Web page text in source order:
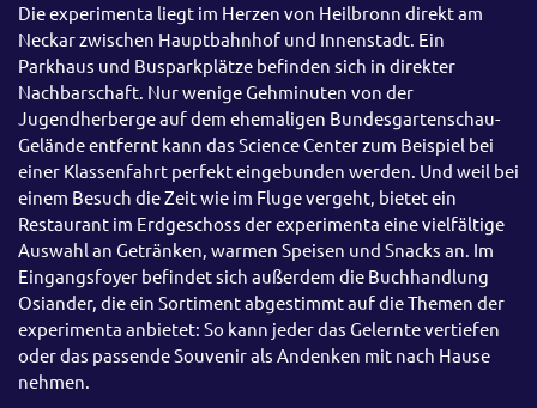
Die experimenta liegt im Herzen von Heilbronn direkt am
Neckar zwischen Hauptbahnhof und Innenstadt. Ein
Parkhaus und Busparkplätze befinden sich in direkter
Nachbarschaft. Nur wenige Gehminuten von der
Jugendherberge auf dem ehemaligen Bundesgartenschau-
Gelände entfernt kann das Science Center zum Beispiel bei
einer Klassenfahrt perfekt eingebunden werden. Und weil bei
einem Besuch die Zeit wie im Fluge vergeht, bietet ein
Restaurant im Erdgeschoss der experimenta eine vielfältige
Auswahl an Getränken, warmen Speisen und Snacks an. Im
Eingangsfoyer befindet sich außerdem die Buchhandlung
Osiander, die ein Sortiment abgestimmt auf die Themen der
experimenta anbietet: So kann jeder das Gelernte vertiefen
oder das passende Souvenir als Andenken mit nach Hause
nehmen.